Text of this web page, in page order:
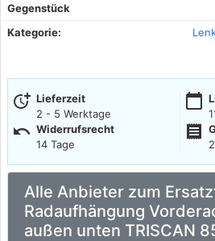
Gegenstück
Kategorie:
more_time Lieferzeit
2 - 5 Werktage
calendar_today
undo Widerrufsrecht
14 Tage
receipt
Alle Anbieter zum
Radaufhängung
außen unten TRISCAN